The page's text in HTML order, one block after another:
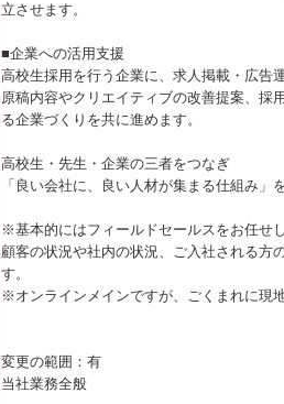
立させます。
■企業への活用支援
高校生採用を行う企業に、求人掲載・広告
原稿内容やクリエイティブの改善提案、採
る企業づくりを共に進めます。
高校生・先生・企業の三者をつなぎ
「良い会社に、良い人材が集まる仕組み」
※基本的にはフィールドセールスをお任せ
顧客の状況や社内の状況、ご入社される方
す。
※オンラインメインですが、ごくまれに現
変更の範囲：有
当社業務全般